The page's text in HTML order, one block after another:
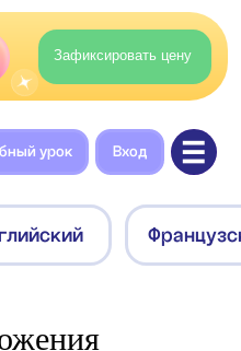
цену
Французский Немецкий